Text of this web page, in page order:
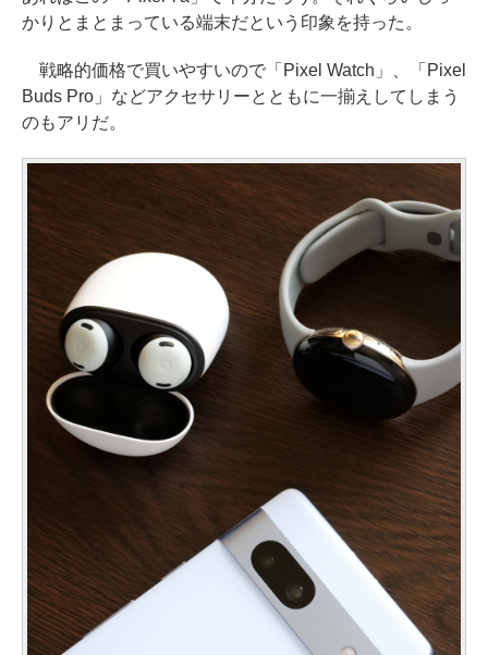
かりとまとまっている端末だという印象を持った。
戦略的価格で買いやすいので「Pixel Watch」、「Pixel
Buds Pro」などアクセサリーとともに一揃えしてしまう
のもアリだ。